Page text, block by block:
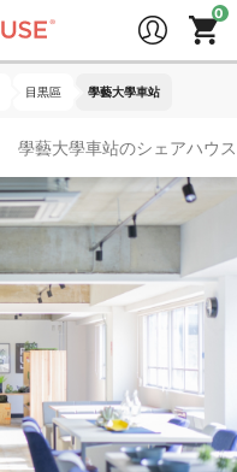
目黒區 學藝大學車站
學藝大學車站のシェアハウ